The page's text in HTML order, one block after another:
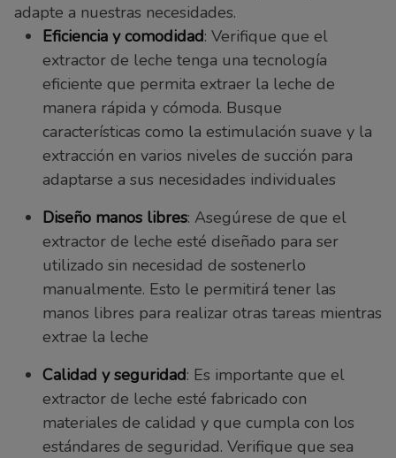
adapte a nuestras necesidades.
Eficiencia y comodidad: Verifique que el
extractor de leche tenga una tecnología
eficiente que permita extraer la leche de
manera rápida y cómoda. Busque
características como la estimulación suave y la
extracción en varios niveles de succión para
adaptarse a sus necesidades individuales
Diseño manos libres: Asegúrese de que el
extractor de leche esté diseñado para ser
utilizado sin necesidad de sostenerlo
manualmente. Esto le permitirá tener las
manos libres para realizar otras tareas mientras
extrae la leche
Calidad y seguridad: Es importante que el
extractor de leche esté fabricado con
materiales de calidad y que cumpla con los
estándares de seguridad. Verifique que sea